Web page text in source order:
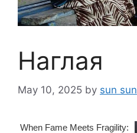
Наглая
May 10, 2025 by sun sun